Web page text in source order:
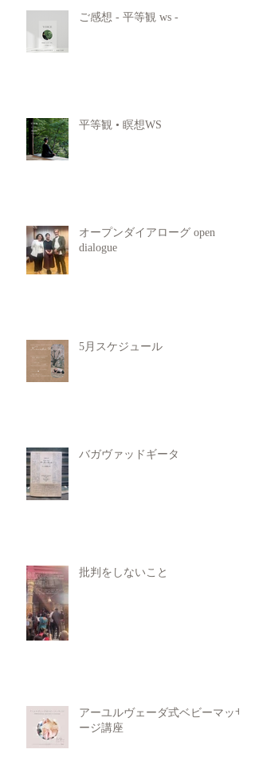
ご感想 - 平等観 ws -
平等観 • 瞑想WS
オープンダイアローグ open
dialogue
5月スケジュール
バガヴァッドギータ
批判をしないこと
アーユルヴェーダ式ベビーマッサ
ージ講座